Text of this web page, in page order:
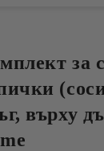
за
върху